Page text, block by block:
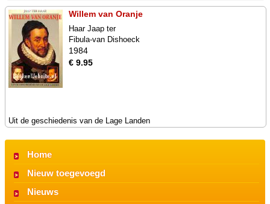
Willem van Oranje
Haar Jaap ter
Fibula-van Dishoeck
1984
€ 9.95
Uit de geschiedenis van de Lage Landen
Home
Nieuw toegevoegd
Nieuws